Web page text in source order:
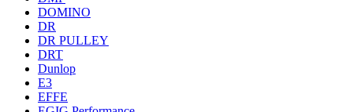
DOMINO
DR
DR PULLEY
DRT
Dunlop
E3
EFFE